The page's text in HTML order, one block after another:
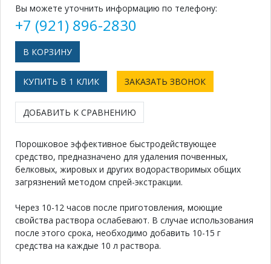
Вы можете уточнить информацию по телефону:
+7 (921) 896-2830
КУПИТЬ В 1 КЛИК ЗАКАЗАТЬ ЗВОНОК
ДОБАВИТЬ К СРАВНЕНИЮ
Порошковое эффективное быстродействующее
средство, предназначено для удаления почвенных,
белковых, жировых и других водорастворимых общих
загрязнений методом спрей-экстракции.
Через 10-12 часов после приготовления, моющие
свойства раствора ослабевают. В случае использования
после этого срока, необходимо добавить 10-15 г
средства на каждые 10 л раствора.